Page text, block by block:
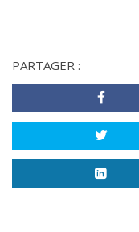
PARTAGER :